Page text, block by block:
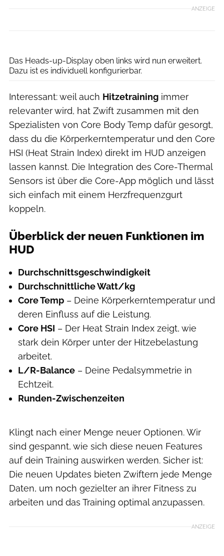
ANZEIGE
Das Heads-up-Display oben links wird nun erweitert.
Dazu ist es individuell konfigurierbar.
Interessant: weil auch Hitzetraining immer
relevanter wird, hat Zwift zusammen mit den
Spezialisten von Core Body Temp dafür gesorgt,
dass du die Körperkerntemperatur und den Core
HSI (Heat Strain Index) direkt im HUD anzeigen
lassen kannst. Die Integration des Core-Thermal
Sensors ist über die Core-App möglich und lässt
sich einfach mit einem Herzfrequenzgurt
koppeln.
Überblick der neuen Funktionen im
HUD
Durchschnittsgeschwindigkeit
Durchschnittliche Watt/kg
Core Temp – Deine Körperkerntemperatur und
deren Einfluss auf die Leistung.
Core HSI – Der Heat Strain Index zeigt, wie
stark dein Körper unter der Hitzebelastung
arbeitet.
L/R-Balance – Deine Pedalsymmetrie in
Echtzeit.
Runden-Zwischenzeiten
Klingt nach einer Menge neuer Optionen. Wir
sind gespannt, wie sich diese neuen Features
auf dein Training auswirken werden. Sicher ist:
Die neuen Updates bieten Zwiftern jede Menge
Daten, um noch gezielter an ihrer Fitness zu
arbeiten und das Training optimal anzupassen.
ANZEIGE